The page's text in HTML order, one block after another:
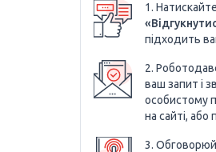
1.
підходить
2.
ваш запит і
особистому
на сайті,
3.